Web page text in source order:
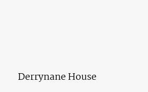
Derrynane House